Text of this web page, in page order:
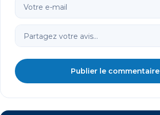
Publier le commentaire